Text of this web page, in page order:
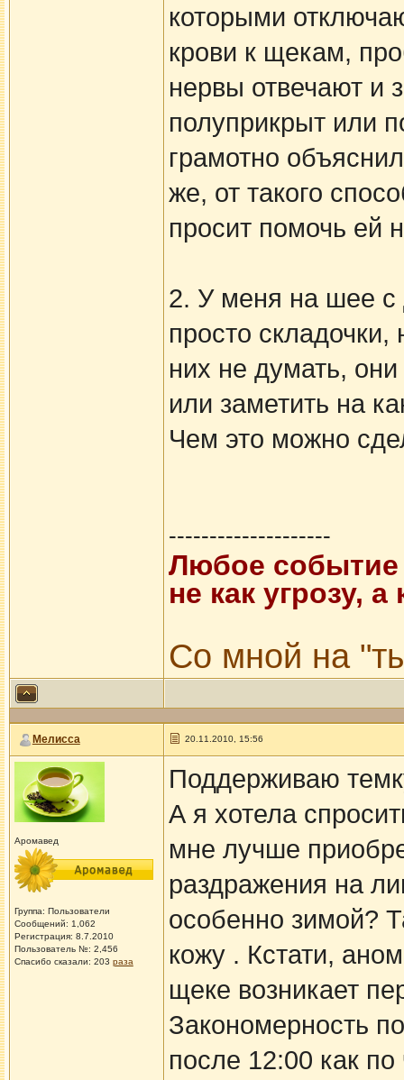
которыми
крови к щекам,
нервы отвечают и
полуприкрыт или
грамотно
же, от такого
просит помочь ей
2. У меня на шее
просто
них не думать,
или заметить на
Чем это можно
--------------------
Любое событие
не как угрозу,
Со мной на
Мелисса 20.11.2010, 15:56
Аромавед
Группа: Пользователи
Сообщений: 1,062
Регистрация: 8.7.2010
Пользователь №: 2,456
Спасибо сказали: 203 раза
Поддерживаю
А я хотела
мне лучше
раздражения на
особенно зимой?
кожу . Кстати,
щеке возникает
Закономерность
после 12:00 как